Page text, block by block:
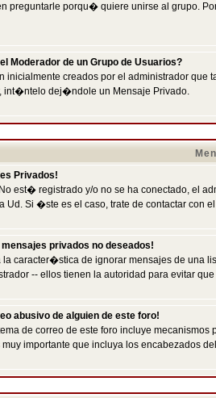
preguntarle porqu� quiere unirse al grupo.
Moderador de un Grupo de Usuarios?
inicialmente creados por el administrador
int�ntelo dej�ndole un Mensaje Privado.
Privados!
est� registrado y/o no se ha conectado, el
Ud. Si �ste es el caso, trate de contactar con
privados no deseados!
caracter�stica de ignorar mensajes de una
-- ellos tienen la autoridad para evitar
abusivo de alguien de este foro!
de correo de este foro incluye
importante que incluya los encabezados